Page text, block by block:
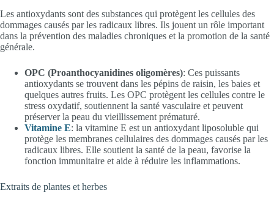
Les antioxydants sont des substances qui protègent les cellules des
dommages causés par les radicaux libres. Ils jouent un rôle important
dans la prévention des maladies chroniques et la promotion de la santé
générale.
OPC (Proanthocyanidines oligomères): Ces puissants
antioxydants se trouvent dans les pépins de raisin, les baies et
quelques autres fruits. Les OPC protègent les cellules contre le
stress oxydatif, soutiennent la santé vasculaire et peuvent
préserver la peau du vieillissement prématuré.
Vitamine E: la vitamine E est un antioxydant liposoluble qui
protège les membranes cellulaires des dommages causés par les
radicaux libres. Elle soutient la santé de la peau, favorise la
fonction immunitaire et aide à réduire les inflammations.
Extraits de plantes et herbes